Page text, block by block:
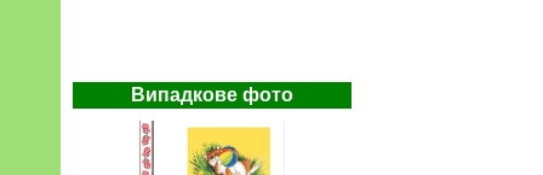
Випадкове фото